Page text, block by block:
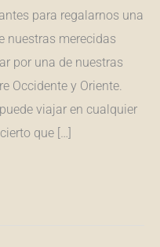
para regalarnos una
nuestras merecidas
por una de nuestras
Occidente y Oriente.
viajar en cualquier
que […]